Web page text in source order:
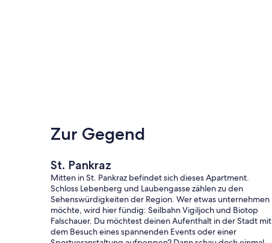
Zur Gegend
St. Pankraz
Mitten in St. Pankraz befindet sich dieses Apartment.
Schloss Lebenberg und Laubengasse zählen zu den
Sehenswürdigkeiten der Region. Wer etwas unternehmen
möchte, wird hier fündig: Seilbahn Vigiljoch und Biotop
Falschauer. Du möchtest deinen Aufenthalt in der Stadt mit
dem Besuch eines spannenden Events oder einer